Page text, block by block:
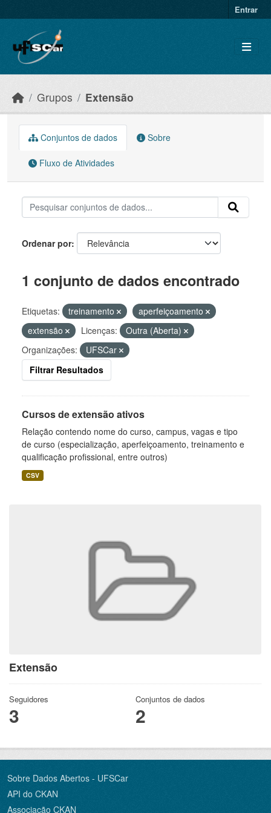
Entrar
Grupos Extensão
Extensão
Seguidores
3
Conjuntos de dados
2
Conjuntos de dados Sobre
Fluxo de Atividades
Ordenar por
1 conjunto de dados encontrado
Etiquetas: treinamento
aperfeiçoamento
extensão
Licenças:
Outra (Aberta)
Organizações:
UFSCar
Filtrar Resultados
Cursos de extensão ativos
Relação contendo nome do curso, campus, vagas e tipo
de curso (especialização, aperfeiçoamento, treinamento e
qualificação profissional, entre outros)
CSV
Sobre Dados Abertos - UFSCar
API do CKAN
Associação CKAN